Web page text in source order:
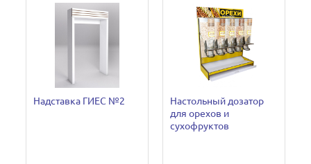
Надставка ГИЕС №2
Настольный дозатор
для орехов и
сухофруктов